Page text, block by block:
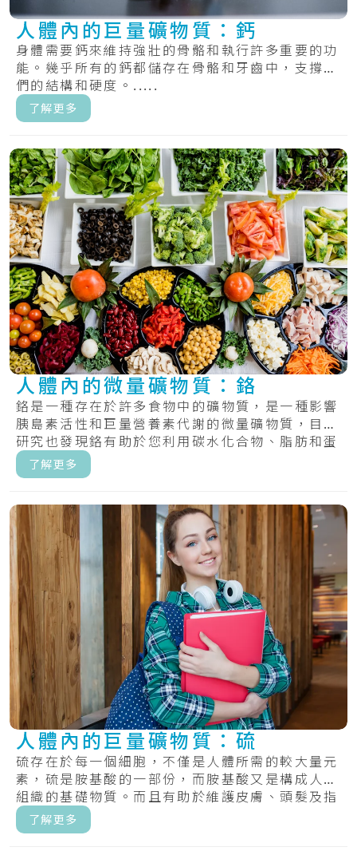
人體內的巨量礦物質：鈣
身體需要鈣來維持強壯的骨骼和執行許多重要的功
能。幾乎所有的鈣都儲存在骨骼和牙齒中，支撐它
們的結構和硬度。.....
了解更多
人體內的微量礦物質：鉻
鉻是一種存在於許多食物中的礦物質，是一種影響
胰島素活性和巨量營養素代謝的微量礦物質，目前
研究也發現鉻有助於您利用碳水化合物、脂肪和蛋
白質.....
了解更多
人體內的巨量礦物質：硫
硫存在於每一個細胞，不僅是人體所需的較大量元
素，硫是胺基酸的一部份，而胺基酸又是構成人體
組織的基礎物質。而且有助於維護皮膚、頭髮及指
甲的.....
了解更多